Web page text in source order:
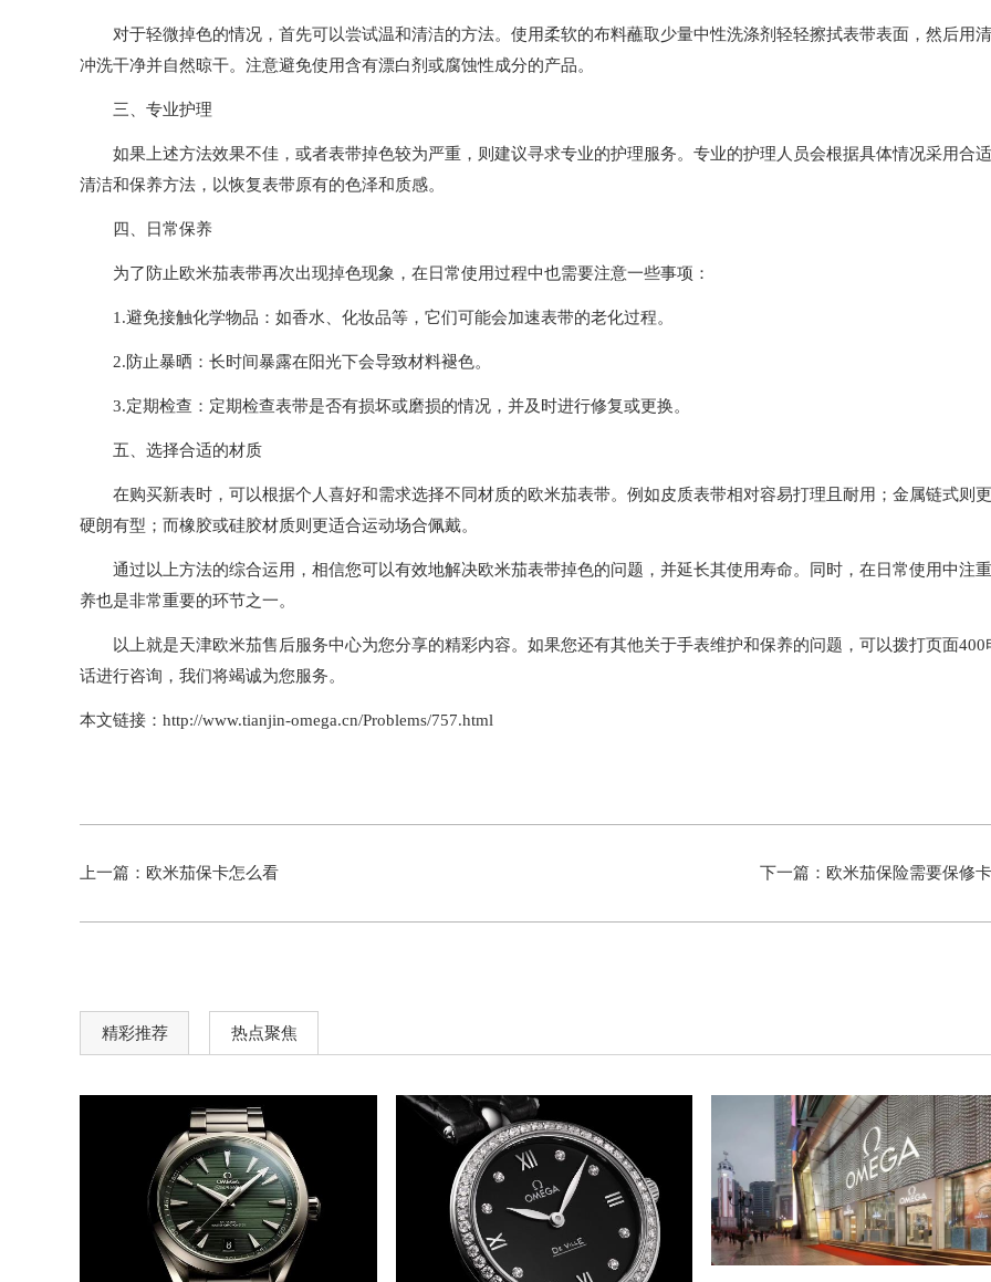
对于轻微掉色的情况，首先可以尝试温和清洁的方法。使用柔软的布料蘸取少量中性洗涤剂轻轻擦拭表带表面，然后用
冲洗干净并自然晾干。注意避免使用含有漂白剂或腐蚀性成分的产品。
三、专业护理
如果上述方法效果不佳，或者表带掉色较为严重，则建议寻求专业的护理服务。专业的护理人员会根据具体情况采用合
清洁和保养方法，以恢复表带原有的色泽和质感。
四、日常保养
为了防止欧米茄表带再次出现掉色现象，在日常使用过程中也需要注意一些事项：
1.避免接触化学物品：如香水、化妆品等，它们可能会加速表带的老化过程。
2.防止暴晒：长时间暴露在阳光下会导致材料褪色。
3.定期检查：定期检查表带是否有损坏或磨损的情况，并及时进行修复或更换。
五、选择合适的材质
在购买新表时，可以根据个人喜好和需求选择不同材质的欧米茄表带。例如皮质表带相对容易打理且耐用；金属链式则
硬朗有型；而橡胶或硅胶材质则更适合运动场合佩戴。
通过以上方法的综合运用，相信您可以有效地解决欧米茄表带掉色的问题，并延长其使用寿命。同时，在日常使用中注
养也是非常重要的环节之一。
以上就是天津欧米茄售后服务中心为您分享的精彩内容。如果您还有其他关于手表维护和保养的问题，可以拨打页面400
话进行咨询，我们将竭诚为您服务。
本文链接：http://www.tianjin-omega.cn/Problems/757.html
上一篇： 欧米茄保卡怎么看 下一篇： 欧米茄保险需要保修
精彩推荐 热点聚焦